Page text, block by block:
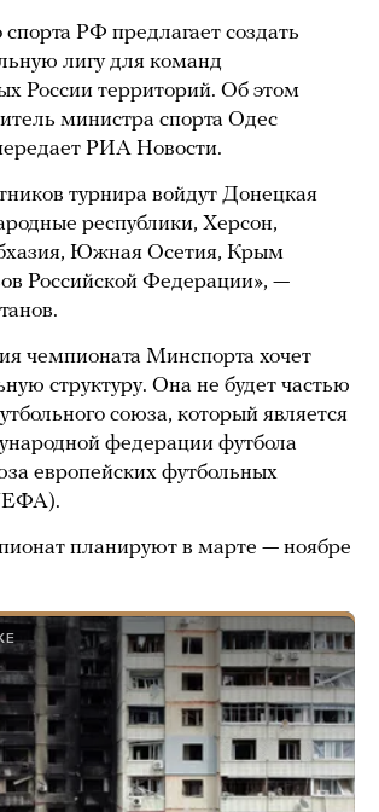
РФ предлагает создать
лигу для команд
России территорий. Об этом
министра спорта Одес
РИА Новости.
турнира войдут Донецкая
республики, Херсон,
Южная Осетия, Крым
Российской Федерации», —
чемпионата Минспорта хочет
структуру. Она не будет частью
союза, который является
федерации футбола
европейских футбольных
планируют в марте — ноябре